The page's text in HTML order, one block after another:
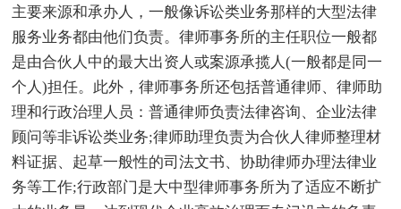
主要来源和承办人，一般像诉讼类业务那样的大型法律
服务业务都由他们负责。律师事务所的主任职位一般都
是由合伙人中的最大出资人或案源承揽人(一般都是同一
个人)担任。此外，律师事务所还包括普通律师、律师助
理和行政治理人员：普通律师负责法律咨询、企业法律
顾问等非诉讼类业务;律师助理负责为合伙人律师整理材
料证据、起草一般性的司法文书、协助律师办理法律业
务等工作;行政部门是大中型律师事务所为了适应不断扩